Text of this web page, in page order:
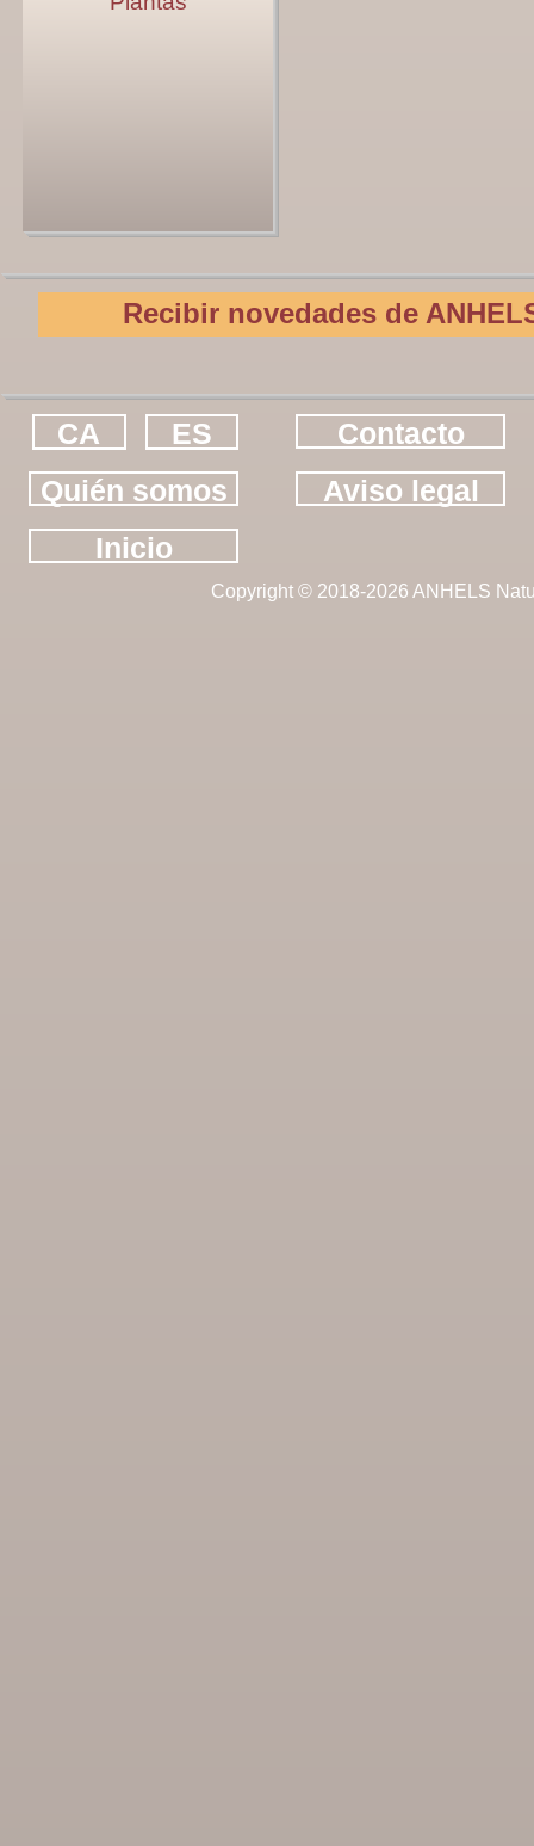
Recibir novedades de
CA ES
Contacto
Quién somos
Aviso legal
Inicio
Copyright © 2018-2026 ANHELS